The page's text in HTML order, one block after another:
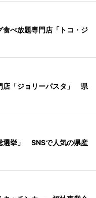
べ放題専門店「トコ・ジ
店「ジョリーパスタ」 県
選挙」 SNSで人気の県産